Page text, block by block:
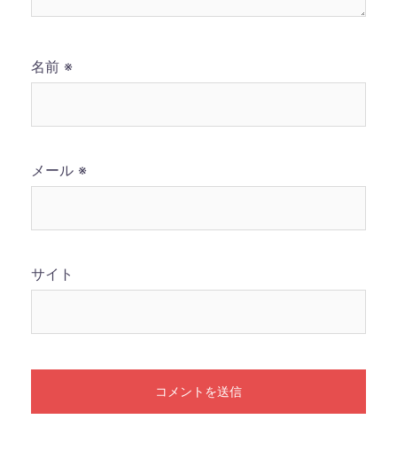
名前 ※
メール ※
サイト